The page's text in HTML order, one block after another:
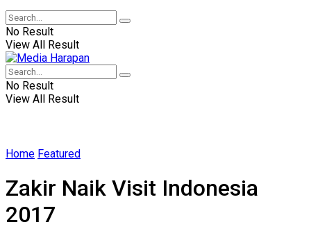
No Result
View All Result
No Result
View All Result
Home Featured
​Zakir Naik Visit Indonesia
2017